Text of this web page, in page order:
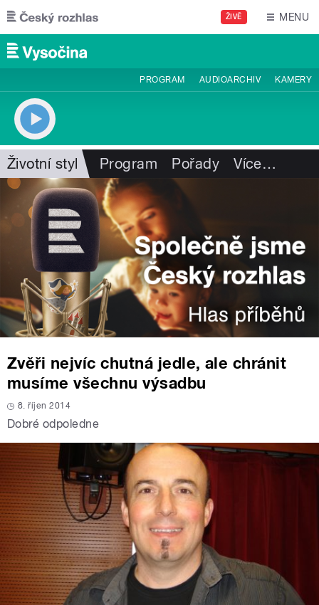
Přejít k hlavnímu obsahu
ŽIVĚ MENU
PROGRAM AUDIOARCHIV KAMERY
Životní styl Program Pořady Více…
Zvěři nejvíc chutná jedle, ale chránit
musíme všechnu výsadbu
8. říjen 2014
Dobré odpoledne